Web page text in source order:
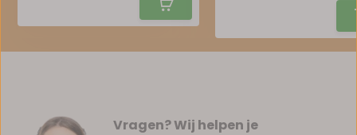
Vragen? Wij helpen je